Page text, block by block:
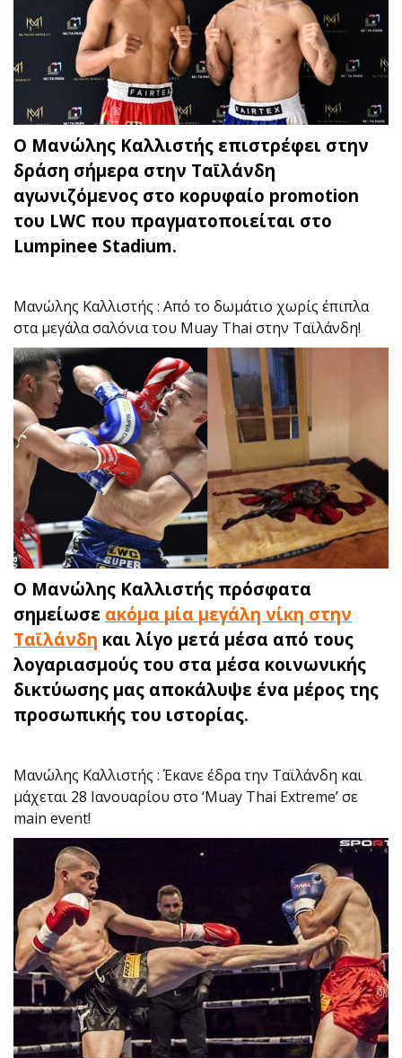
Ο Μανώλης Καλλιστής επιστρέφει στην
δράση σήμερα στην Ταϊλάνδη
αγωνιζόμενος στο κορυφαίο promotion
του LWC που πραγματοποιείται στο
Lumpinee Stadium.
Μανώλης Καλλιστής : Από το δωμάτιο χωρίς έπιπλα
στα μεγάλα σαλόνια του Muay Thai στην Ταϊλάνδη!
O Μανώλης Καλλιστής πρόσφατα
σημείωσε ακόμα μία μεγάλη νίκη στην
Ταϊλάνδη και λίγο μετά μέσα από τους
λογαριασμούς του στα μέσα κοινωνικής
δικτύωσης μας αποκάλυψε ένα μέρος της
προσωπικής του ιστορίας.
Μανώλης Καλλιστής : Έκανε έδρα την Ταϊλάνδη και
μάχεται 28 Ιανουαρίου στο ‘Muay Thai Extreme’ σε
main event!